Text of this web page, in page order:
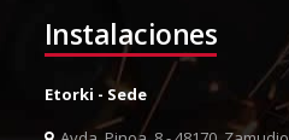
Instalaciones
Etorki - Sede